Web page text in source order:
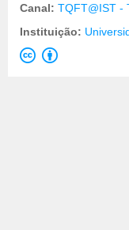
Canal: TQFT@IST -
Instituição: